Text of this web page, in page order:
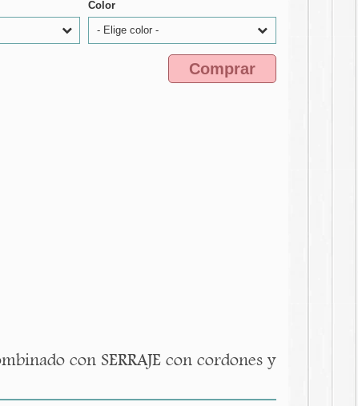
Color
- Elige color -
Comprar
con SERRAJE con cordones y